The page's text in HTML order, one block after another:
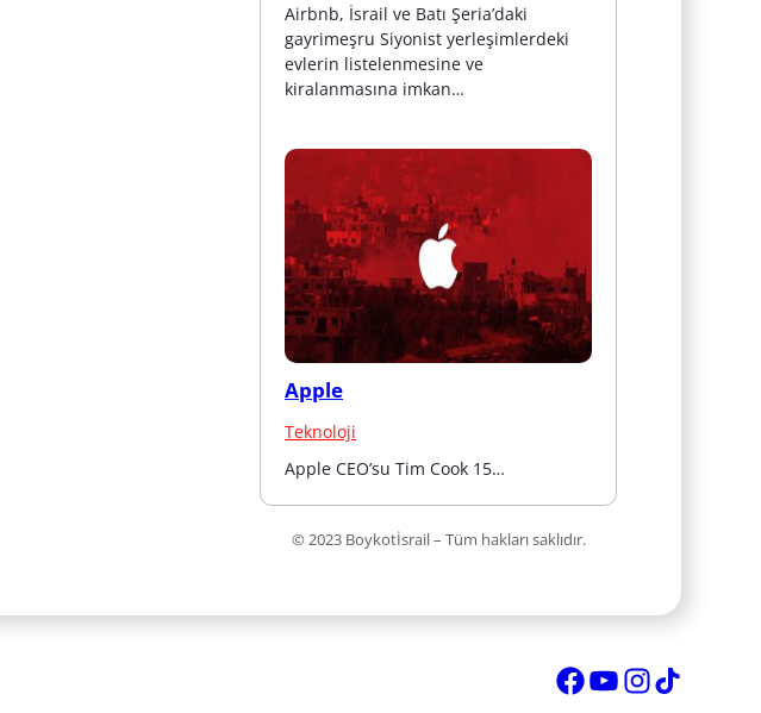
Airbnb, İsrail ve Batı Şeria’daki
gayrimeşru Siyonist yerleşimlerdeki
evlerin listelenmesine ve
kiralanmasına imkan…
Apple
Teknoloji
Apple CEO’su Tim Cook 15…
© 2023 Boykotİsrail – Tüm hakları saklıdır.